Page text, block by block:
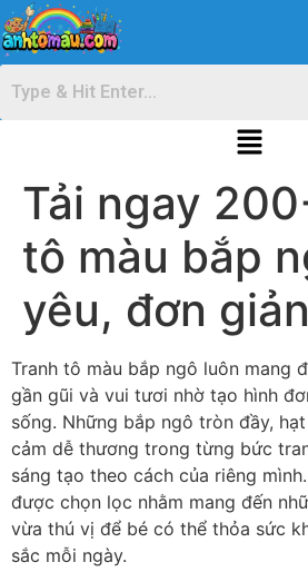
Tải ngay
tô màu bắp
yêu, đơn
Tranh tô màu bắp ngô luôn mang
gần gũi và vui tươi nhờ tạo hình
sống. Những bắp ngô tròn đầy,
cảm dễ thương trong từng bức
sáng tạo theo cách của riêng
được chọn lọc nhằm mang đến
vừa thú vị để bé có thể thỏa sức
sắc mỗi ngày.